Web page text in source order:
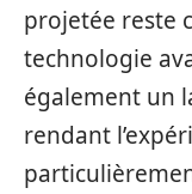
projetée reste
technologie
également un
rendant